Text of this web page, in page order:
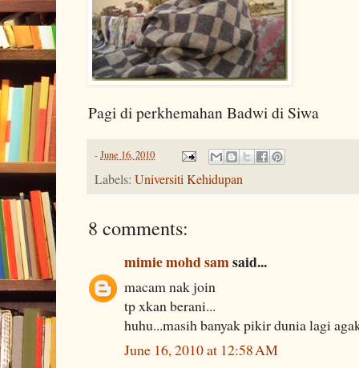
Pagi di perkhemahan Badwi di Siwa
-June 16, 2010
Labels: Universiti Kehidupan
8 comments:
mimie mohd samsaid...
macam nak join
tp xkan berani...
huhu...masih banyak pikir dunia lagi
June 16, 2010 at 12:58 AM